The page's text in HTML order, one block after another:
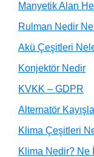
Manyetik Alan
Rulman Nedir
Akü Çeşitleri
Konjektör Nedir
KVKK – GDPR
Alternatör
Klima Çeşitleri
Klima Nedir? Ne